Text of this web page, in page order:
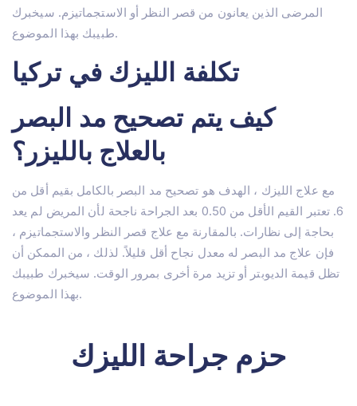
المرضى الذين يعانون من قصر النظر أو الاستجماتيزم. سيخبرك
طبيبك بهذا الموضوع.
تكلفة الليزك في تركيا
كيف يتم تصحيح مد البصر
بالعلاج بالليزر؟
مع علاج الليزك ، الهدف هو تصحيح مد البصر بالكامل بقيم أقل من
6. تعتبر القيم الأقل من 0.50 بعد الجراحة ناجحة لأن المريض لم يعد
بحاجة إلى نظارات. بالمقارنة مع علاج قصر النظر والاستجماتيزم ،
فإن علاج مد البصر له معدل نجاح أقل قليلاً. لذلك ، من الممكن أن
تظل قيمة الديوبتر أو تزيد مرة أخرى بمرور الوقت. سيخبرك طبيبك
بهذا الموضوع.
حزم جراحة الليزك